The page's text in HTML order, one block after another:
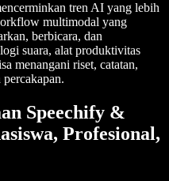
tren AI yang lebih
multimodal yang
berbicara, dan
suara, alat produktivitas
menangani riset, catatan,
Speechify &
Profesional,